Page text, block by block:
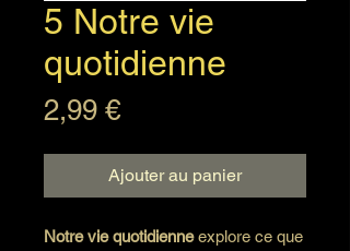
5 Notre vie
quotidienne
2,99 €Prix
Ajouter au panier
Notre vie quotidienneexplore ce que